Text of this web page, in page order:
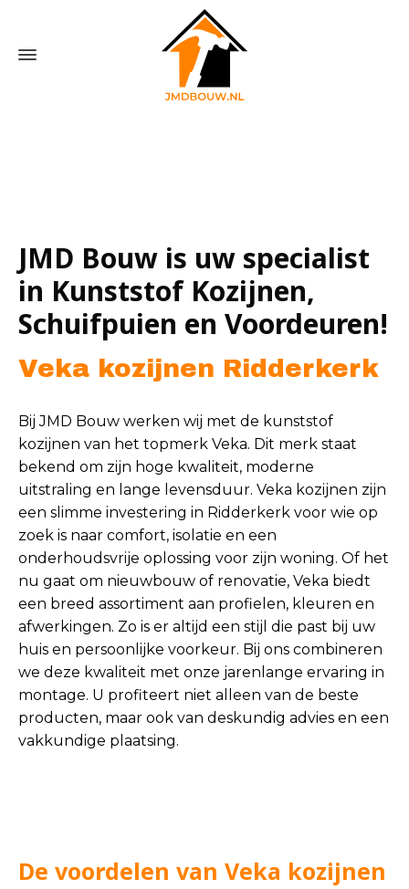
JMD Bouw is uw specialist
in Kunststof Kozijnen,
Schuifpuien en Voordeuren!
Veka kozijnen Ridderkerk
Bij JMD Bouw werken wij met de kunststof
kozijnen van het topmerk Veka. Dit merk staat
bekend om zijn hoge kwaliteit, moderne
uitstraling en lange levensduur. Veka kozijnen zijn
een slimme investering in Ridderkerk voor wie op
zoek is naar comfort, isolatie en een
onderhoudsvrije oplossing voor zijn woning. Of het
nu gaat om nieuwbouw of renovatie, Veka biedt
een breed assortiment aan profielen, kleuren en
afwerkingen. Zo is er altijd een stijl die past bij uw
huis en persoonlijke voorkeur. Bij ons combineren
we deze kwaliteit met onze jarenlange ervaring in
montage. U profiteert niet alleen van de beste
producten, maar ook van deskundig advies en een
vakkundige plaatsing.
De voordelen van Veka kozijnen